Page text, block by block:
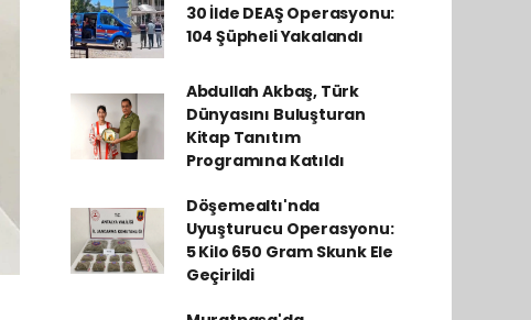
30 İlde DEAŞ Operasyonu:
104 Şüpheli Yakalandı
Abdullah Akbaş, Türk
Dünyasını Buluşturan
Kitap Tanıtım
Programına Katıldı
Döşemealtı'nda
Uyuşturucu Operasyonu:
5 Kilo 650 Gram Skunk Ele
Geçirildi